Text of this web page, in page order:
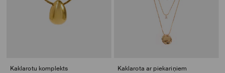
Kaklarotu komplekts
Kaklarota ar piekariņiem